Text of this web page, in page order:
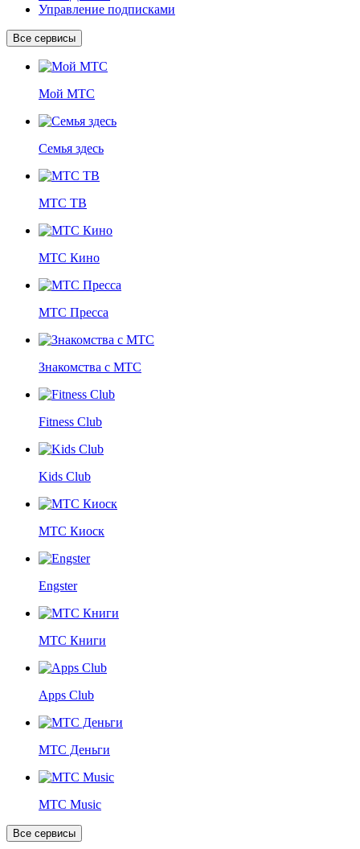
Управление подписками
Все сервисы
Мой МТС
Семья здесь
МТС ТВ
МТС Кино
МТС Пресса
Знакомства с МТС
Fitness Club
Kids Club
МТС Киоск
Engster
МТС Книги
Apps Club
МТС Деньги
МТС Music
Все сервисы